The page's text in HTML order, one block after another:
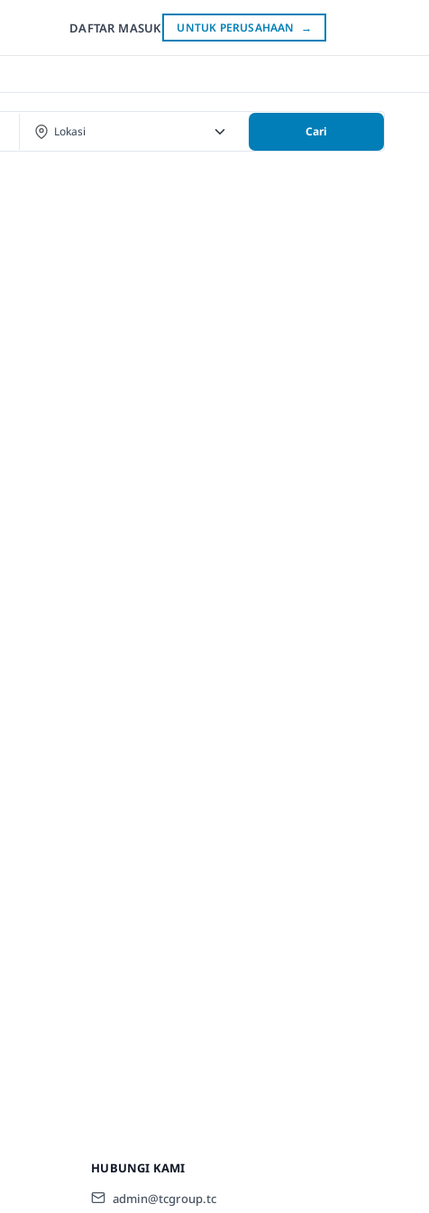
DAFTAR MASUK UNTUK PERUSAHAAN →
Cari
HUBUNGI KAMI
admin@tcgroup.tc